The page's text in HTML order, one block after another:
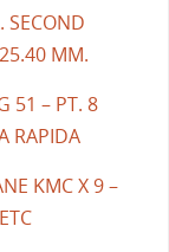
SECOND
MM.
51 – PT. 8
RAPIDA
KMC X 9 –